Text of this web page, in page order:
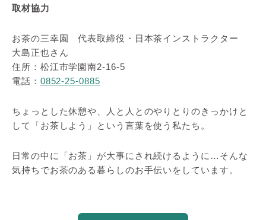
取材協力
お茶の三幸園 代表取締役・日本茶インストラクター
大島正也さん
住所：松江市学園南2-16-5
電話： 0852-25-0885
ちょっとした休憩や、人と人とのやりとりのきっかけと
して「お茶しよう」という言葉を使う私たち。
日常の中に「お茶」が大事にされ続けるように…そんな
気持ちでお茶のある暮らしのお手伝いをしています。